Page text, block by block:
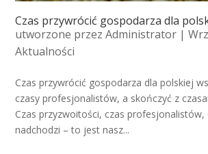
Czas przywrócić gospodarza dla
utworzone przezAdministrator |
Aktualności
Czas przywrócić gospodarza dla polskiej
czasy profesjonalistów, a skończyć z
Czas przyzwoitości, czas profesjonalistów,
nadchodzi – to jest nasz...